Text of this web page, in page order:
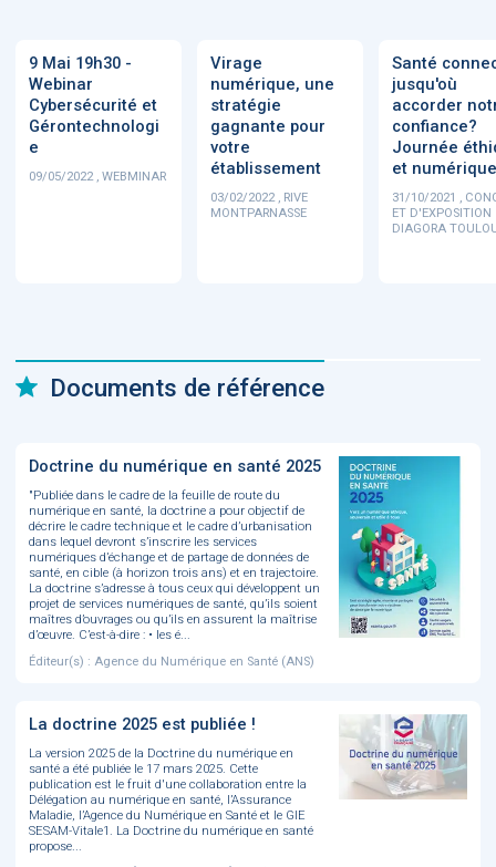
9 Mai 19h30 -
Webinar
Cybersécurité et
Gérontechnologi
e
09/05/2022 , WEBMINAR
Virage
numérique, une
stratégie
gagnante pour
votre
établissement
03/02/2022 , RIVE
MONTPARNASSE
Santé
jusqu'où
accorder
confiance?
Journée
et numérique
31/10/2021 ,
ET D'EXPOSITION
DIAGORA
Documents de référence
Doctrine du numérique en santé 2025
"Publiée dans le cadre de la feuille de route du
numérique en santé, la doctrine a pour objectif de
décrire le cadre technique et le cadre d’urbanisation
dans lequel devront s’inscrire les services
numériques d’échange et de partage de données de
santé, en cible (à horizon trois ans) et en trajectoire.
La doctrine s’adresse à tous ceux qui développent un
projet de services numériques de santé, qu’ils soient
maîtres d’ouvrages ou qu’ils en assurent la maîtrise
d’œuvre. C’est-à-dire : • les é...
Éditeur(s) : Agence du Numérique en Santé (ANS)
La doctrine 2025 est publiée !
La version 2025 de la Doctrine du numérique en
santé a été publiée le 17 mars 2025. Cette
publication est le fruit d'une collaboration entre la
Délégation au numérique en santé, l’Assurance
Maladie, l’Agence du Numérique en Santé et le GIE
SESAM-Vitale1. La Doctrine du numérique en santé
propose...